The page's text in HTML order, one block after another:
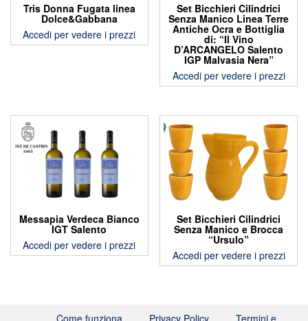
Tris Donna Fugata linea
Dolce&Gabbana
Accedi per vedere i prezzi
Set Bicchieri Cilindrici
Senza Manico Linea Terre
Antiche Ocra e Bottiglia
di: “Il Vino
D’ARCANGELO Salento
IGP Malvasia Nera”
Accedi per vedere i prezzi
Messapia Verdeca Bianco
IGT Salento
Accedi per vedere i prezzi
Set Bicchieri Cilindrici
Senza Manico e Brocca
“Ursulo”
Accedi per vedere i prezzi
Come funziona Privacy Policy Termini e